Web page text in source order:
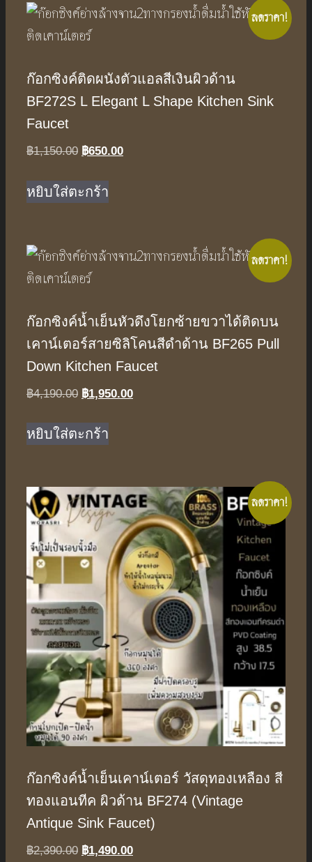
ลดราคา!
ก๊อกซิงค์ติดผนังตัวแอลสีเงินผิวด้าน
BF272S L Elegant L Shape Kitchen Sink
Faucet
฿1,150.00 Original
was:
฿1,150.00.
฿650.00Current
หยิบใส่ตะกร้า
ลดราคา!
ก๊อกซิงค์น้ำเย็นหัวดึงโยกซ้ายขวาได้ติดบน
เคาน์เตอร์สายซิลิโคนสีดำด้าน BF265 Pull
Down Kitchen Faucet
฿4,190.00 Original
was:
฿4,190.00.
฿1,950.00Current
หยิบใส่ตะกร้า
ลดราคา!
ก๊อกซิงค์น้ำเย็นเคาน์เตอร์ วัสดุทองเหลือง สี
ทองแอนทีค ผิวด้าน BF274 (Vintage
Antique Sink Faucet)
฿2,390.00 Original
฿1,490.00Current